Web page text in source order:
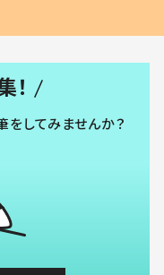
！
をしてみませんか？